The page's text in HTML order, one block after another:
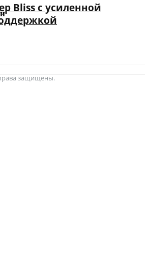
Bliss с усиленной
защищены.